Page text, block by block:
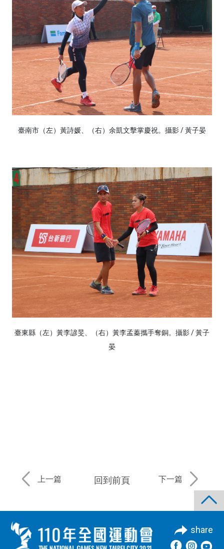
臺南市（左）黃詩媛、（右）余凱文擊掌慶祝。攝影 / 黃子晏
臺東縣（左）黃李諺旻、（右）黃李孟蓁攜手奪銅。攝影 / 黃子
晏
上一篇 回到前頁 下一篇
share